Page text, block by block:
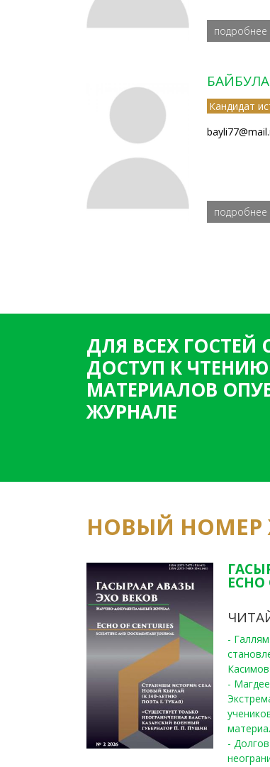
подробнее
Кандидат
подробнее
ДЛЯ ВСЕХ
ДОСТУП К ЧТЕНИЮ
МАТЕРИАЛОВ
ЖУРНАЛЕ
НОВЫЙ НОМЕР
-
-
-